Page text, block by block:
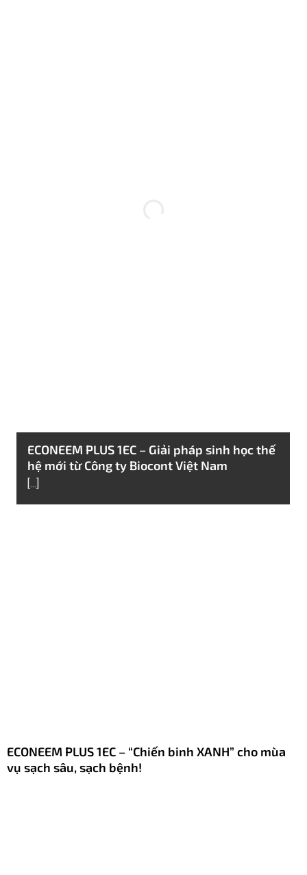
ECONEEM PLUS 1EC – Giải pháp sinh học thế
hệ mới từ Công ty Biocont Việt Nam
[...]
ECONEEM PLUS 1EC – “Chiến binh XANH” cho mùa
vụ sạch sâu, sạch bệnh!